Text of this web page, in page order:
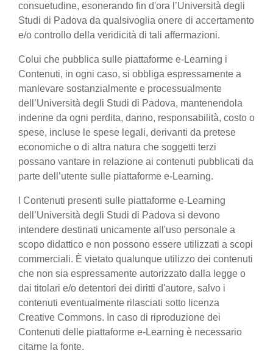
consuetudine, esonerando fin d'ora l’Università degli
Studi di Padova da qualsivoglia onere di accertamento
e/o controllo della veridicità di tali affermazioni.
Colui che pubblica sulle piattaforme e-Learning i
Contenuti, in ogni caso, si obbliga espressamente a
manlevare sostanzialmente e processualmente
dell’Università degli Studi di Padova, mantenendola
indenne da ogni perdita, danno, responsabilità, costo o
spese, incluse le spese legali, derivanti da pretese
economiche o di altra natura che soggetti terzi
possano vantare in relazione ai contenuti pubblicati da
parte dell’utente sulle piattaforme e-Learning.
I Contenuti presenti sulle piattaforme e-Learning
dell’Università degli Studi di Padova si devono
intendere destinati unicamente all'uso personale a
scopo didattico e non possono essere utilizzati a scopi
commerciali. È vietato qualunque utilizzo dei contenuti
che non sia espressamente autorizzato dalla legge o
dai titolari e/o detentori dei diritti d'autore, salvo i
contenuti eventualmente rilasciati sotto licenza
Creative Commons. In caso di riproduzione dei
Contenuti delle piattaforme e-Learning è necessario
citarne la fonte.